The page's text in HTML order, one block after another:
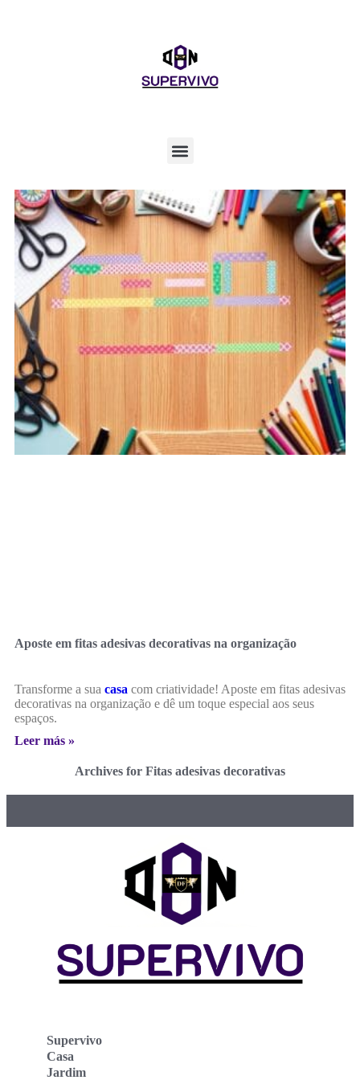
Aposte em fitas adesivas decorativas na organização
Transforme a sua casa com criatividade! Aposte em fitas adesivas
decorativas na organização e dê um toque especial aos seus
espaços.
Leer más »
Archives for Fitas adesivas decorativas
Supervivo
Casa
Jardim